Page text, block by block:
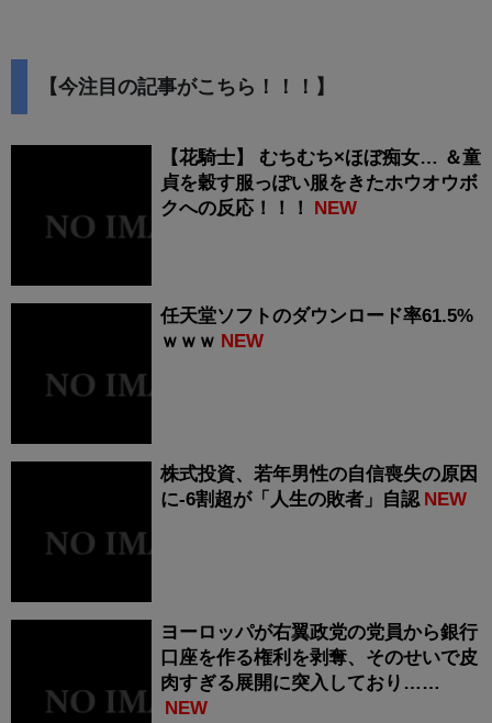
【今注目の記事がこちら！！！】
【花騎士】 むちむち×ほぼ痴女… ＆童
貞を穀す服っぽい服をきたホウオウボ
クへの反応！！！
NEW
任天堂ソフトのダウンロード率61.5%
ｗｗｗ NEW
株式投資、若年男性の自信喪失の原因
に-6割超が「人生の敗者」自認 NEW
ヨーロッパが右翼政党の党員から銀行
口座を作る権利を剥奪、そのせいで皮
肉すぎる展開に突入しており……
NEW